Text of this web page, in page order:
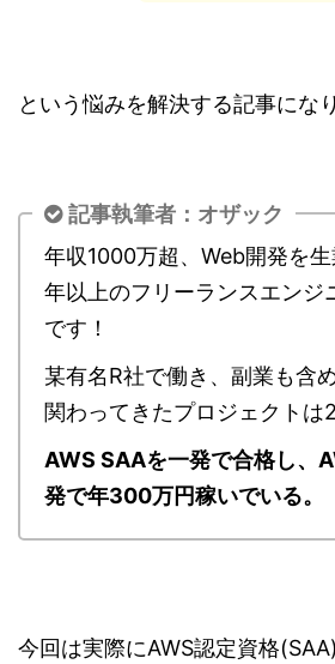
という悩みを解決する記事にな
記事執筆者：オザック
年収1000万超、Web開発を
年以上のフリーランスエンジ
です！
某有名R社で働き、副業も含
関わってきたプロジェクトは
AWS SAAを一発で合格し、
発で年300万円稼いでいる。
今回は実際にAWS認定資格